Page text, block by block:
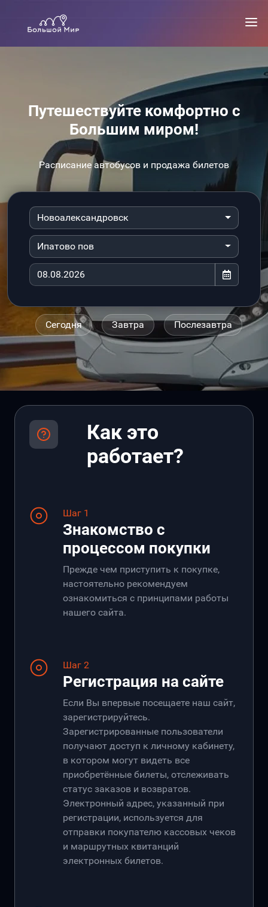
Путешествуйте комфортно с
Большим миром!
Расписание автобусов и продажа билетов
Новоалександровск
Ипатово пов
Сегодня Завтра Послезавтра
Как это
работает?
Шаг 1
Знакомство с
процессом покупки
Прежде чем приступить к покупке,
настоятельно рекомендуем
ознакомиться с принципами работы
нашего сайта.
Шаг 2
Регистрация на сайте
Если Вы впервые посещаете наш сайт,
зарегистрируйтесь.
Зарегистрированные пользователи
получают доступ к личному кабинету,
в котором могут видеть все
приобретённые билеты, отслеживать
статус заказов и возвратов.
Электронный адрес, указанный при
регистрации, используется для
отправки покупателю кассовых чеков
и маршрутных квитанций
электронных билетов.